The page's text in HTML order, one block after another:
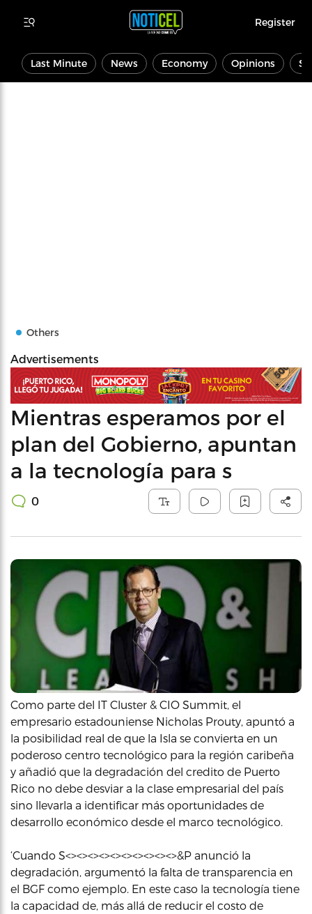
Register
Last Minute News Economy Opinions
Others
Advertisements
Mientras esperamos por el
plan del Gobierno, apuntan
a la tecnología para s
0
Como parte del IT Cluster & CIO Summit, el
empresario estadouniense Nicholas Prouty, apuntó a
la posibilidad real de que la Isla se convierta en un
poderoso centro tecnológico para la región caribeña
y añadió que la degradación del credito de Puerto
Rico no debe desviar a la clase empresarial del país
sino llevarla a identificar más oportunidades de
desarrollo económico desde el marco tecnológico.
‘Cuando S<><><><><><><><><><>&P anunció la
degradación, argumentó la falta de transparencia en
el BGF como ejemplo. En este caso la tecnología tiene
la capacidad de, más allá de reducir el costo de